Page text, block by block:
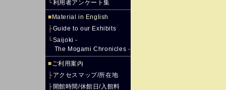
└利用者アンケート集
■ Material in English
├Guide to our Exhibits
└Saijoki -
The Mogami Chronicles -
■ご利用案内
├アクセスマップ/所在地
├開館時間/休館日/入館料